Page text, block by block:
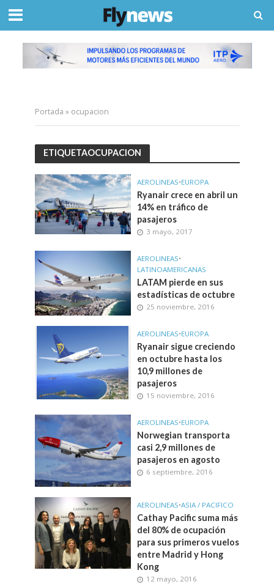
Portada » ocupacion
ETIQUETAOCUPACION
AEROLINEAS•EUROPA
Ryanair crece en abril un
14% en tráfico de
pasajeros
3 mayo, 2017
AEROLINEAS•
LATINOAMERICANAS
LATAM pierde en sus
estadísticas de octubre
25 noviembre, 2016
AEROLINEAS•EUROPA
Ryanair sigue creciendo
en octubre hasta los
10,9 millones de
pasajeros
15 noviembre, 2016
AEROLINEAS•EUROPA
Norwegian transporta
casi 2,9 millones de
pasajeros en agosto
6 septiembre, 2016
AEROLINEAS•ASIA / PACIFICO
Cathay Pacific suma más
del 80% de ocupación
para sus primeros vuelos
entre Madrid y Hong
Kong
12 mayo, 2016